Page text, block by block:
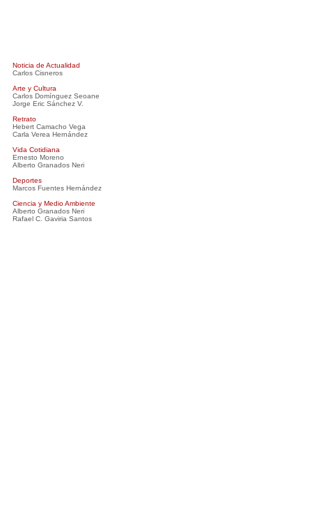
Noticia de Actualidad
Carlos Cisneros
Arte y Cultura
Carlos Domínguez Seoane
Jorge Eric Sánchez V.
Retrato
Hebert Camacho Vega
Carla Verea Hernández
Vida Cotidiana
Ernesto Moreno
Alberto Granados Neri
Deportes
Marcos Fuentes Hernández
Ciencia y Medio Ambiente
Alberto Granados Neri
Rafael C. Gaviria Santos